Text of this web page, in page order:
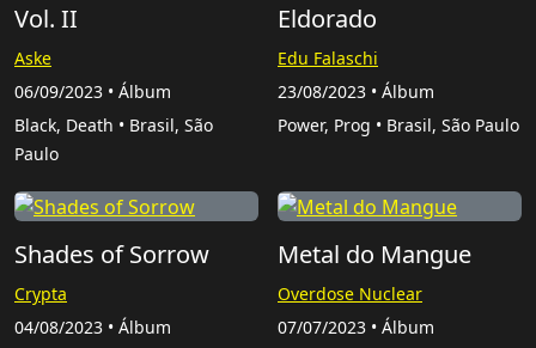
Vol. II
Aske
06/09/2023 • Álbum
Black, Death • Brasil, São
Paulo
Eldorado
Edu Falaschi
23/08/2023 • Álbum
Power, Prog • Brasil, São Paulo
Shades of Sorrow
Crypta
04/08/2023 • Álbum
Metal do Mangue
Overdose Nuclear
07/07/2023 • Álbum